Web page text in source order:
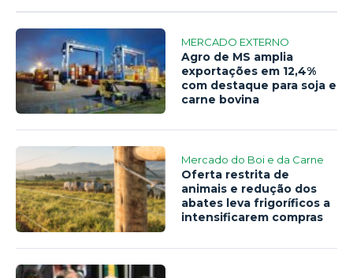
MERCADO EXTERNO
Agro de MS amplia
exportações em 12,4%
com destaque para soja e
carne bovina
Mercado do Boi e da Carne
Oferta restrita de
animais e redução dos
abates leva frigoríficos a
intensificarem compras